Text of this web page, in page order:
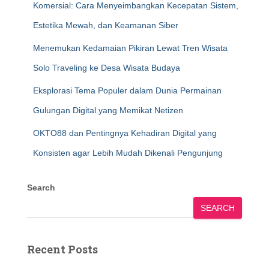
Komersial: Cara Menyeimbangkan Kecepatan Sistem,
Estetika Mewah, dan Keamanan Siber
Menemukan Kedamaian Pikiran Lewat Tren Wisata
Solo Traveling ke Desa Wisata Budaya
Eksplorasi Tema Populer dalam Dunia Permainan
Gulungan Digital yang Memikat Netizen
OKTO88 dan Pentingnya Kehadiran Digital yang
Konsisten agar Lebih Mudah Dikenali Pengunjung
Search
SEARCH
Recent Posts